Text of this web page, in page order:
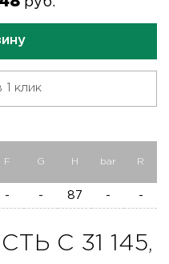
1 клик
F G H bar R
- - 87 - -
C 31 145,